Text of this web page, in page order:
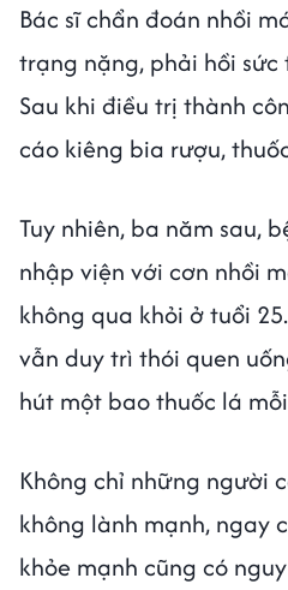
Bác sĩ chẩn đoán nhồi
trạng nặng, phải hồi
Sau khi điều trị thành
cáo kiêng bia rượu,
Tuy nhiên, ba năm sau,
nhập viện với cơn nhồi
không qua khỏi ở tuổi
vẫn duy trì thói quen
hút một bao thuốc lá
Không chỉ những người
không lành mạnh, ngay
khỏe mạnh cũng có